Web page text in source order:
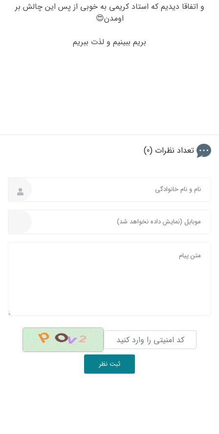
و اتفاقا دیدیم که استاد کریمی به خوبی از پس این چالش بر
اومدن😍
بریم ببینیم و لذت ببریم
تعداد نظرات (0)
ثبت نظر